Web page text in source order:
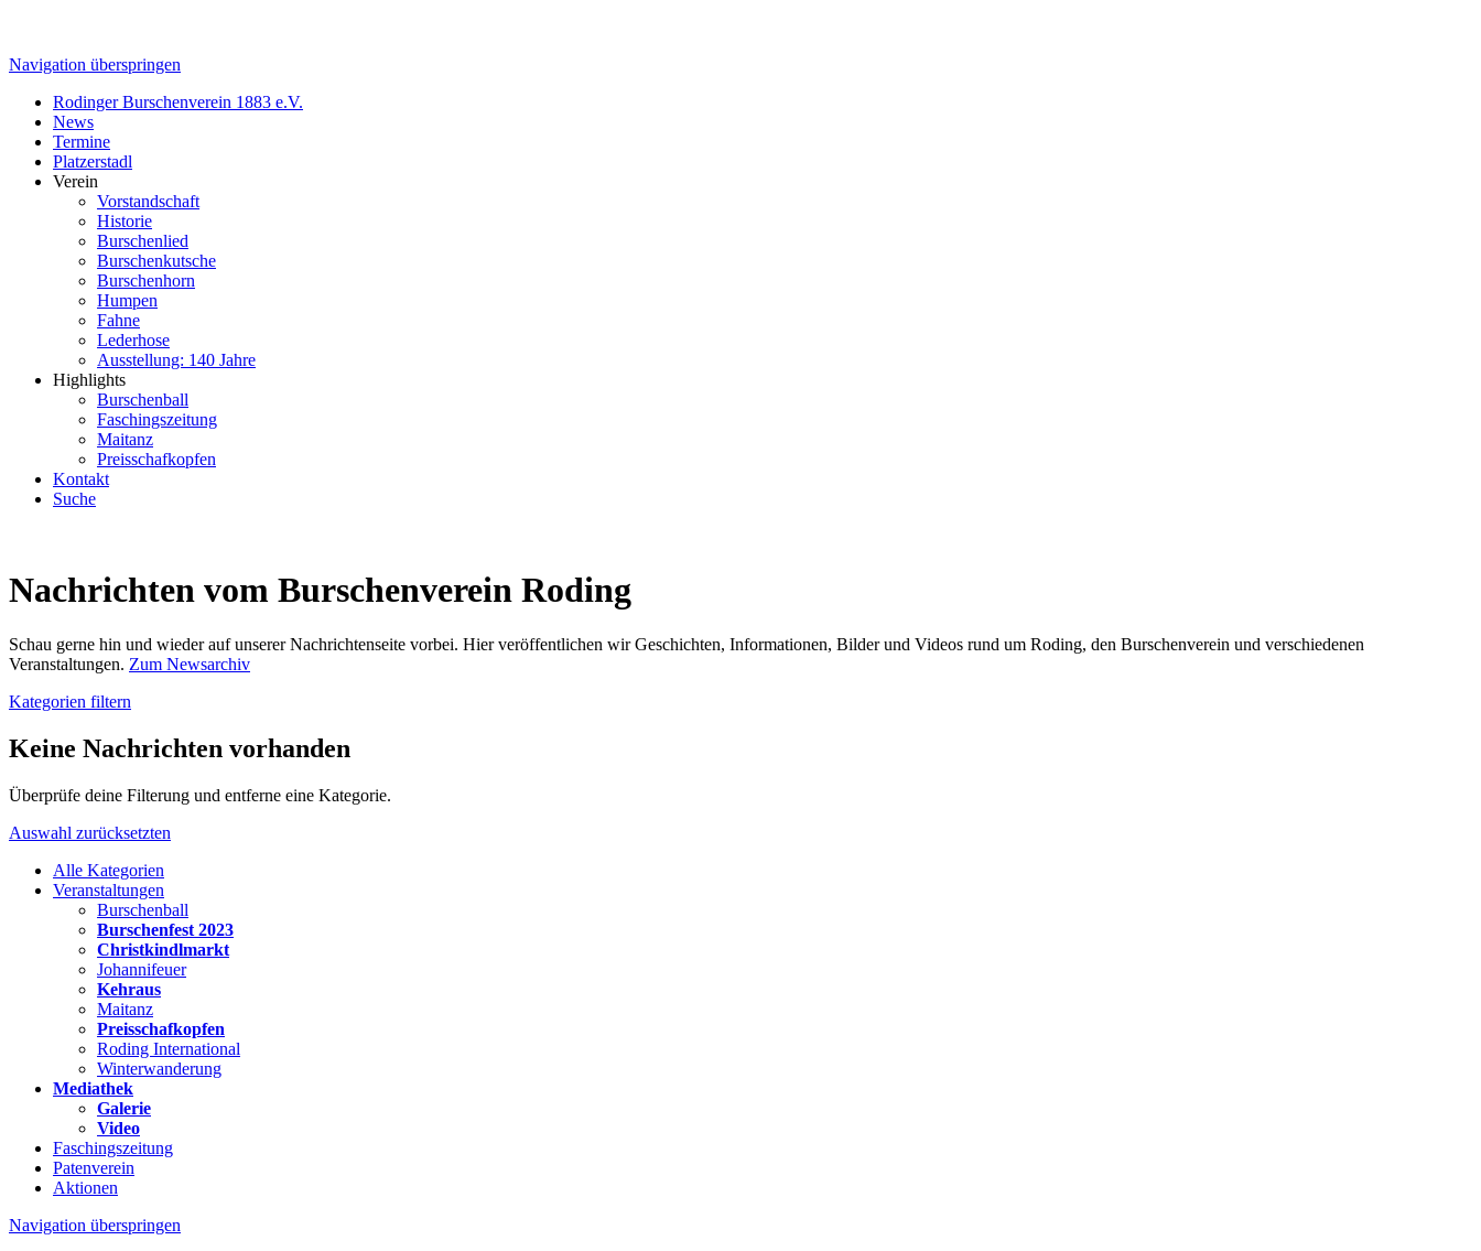
Navigation überspringen
Rodinger Burschenverein 1883 e.V.
News
Termine
Platzerstadl
Verein
Vorstandschaft
Historie
Burschenlied
Burschenkutsche
Burschenhorn
Humpen
Fahne
Lederhose
Ausstellung: 140 Jahre
Highlights
Burschenball
Faschingszeitung
Maitanz
Preisschafkopfen
Kontakt
Suche
Nachrichten vom Burschenverein Roding
Schau gerne hin und wieder auf unserer Nachrichtenseite vorbei. Hier veröffentlichen wir Geschichten, Informationen, Bilder und Videos rund um Roding, den Burschenverein und verschiedenen
Veranstaltungen. Zum Newsarchiv
Kategorien filtern
Keine Nachrichten vorhanden
Überprüfe deine Filterung und entferne eine Kategorie.
Auswahl zurücksetzten
Alle Kategorien
Veranstaltungen
Burschenball
Burschenfest 2023
Christkindlmarkt
Johannifeuer
Kehraus
Maitanz
Preisschafkopfen
Roding International
Winterwanderung
Mediathek
Galerie
Video
Faschingszeitung
Patenverein
Aktionen
Navigation überspringen